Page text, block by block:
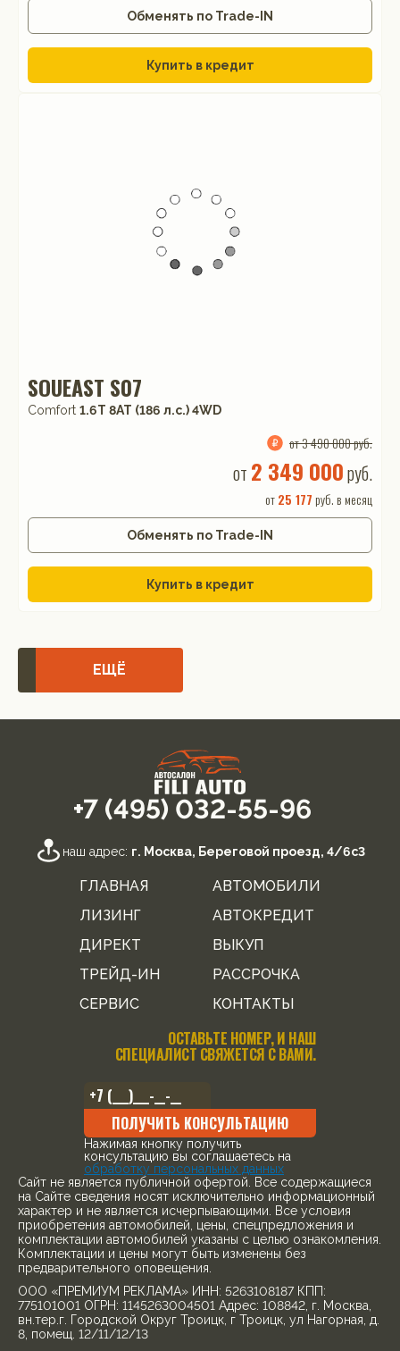
Обменять по Trade-IN
Купить в кредит
SOUEAST S07
Comfort 1.6T 8AT (186 л.с.) 4WD
от 3 490 000 руб.
от 2 349 000руб.
от25 177 руб. в месяц
Обменять по Trade-IN
Купить в кредит
ЕЩЁ
+7 (495) 032-55-96
наш адрес: г. Москва, Береговой проезд, 4/6с3
ГЛАВНАЯ
АВТОМОБИЛИ
ЛИЗИНГ
АВТОКРЕДИТ
ДИРЕКТ
ВЫКУП
ТРЕЙД-ИН
РАССРОЧКА
СЕРВИС
КОНТАКТЫ
ОСТАВЬТЕ НОМЕР, И НАШ
СПЕЦИАЛИСТ СВЯЖЕТСЯ С ВАМИ.
ПОЛУЧИТЬ КОНСУЛЬТАЦИЮ
Нажимая кнопку получить
консультацию вы соглашаетесь на
обработку персональных данных
Cайт не является публичной офертой. Все содержащиеся
на Сайте сведения носят исключительно информационный
характер и не является исчерпывающими. Все условия
приобретения автомобилей, цены, спецпредложения и
комплектации автомобилей указаны с целью ознакомления.
Комплектации и цены могут быть изменены без
предварительного оповещения.
ООО «ПРЕМИУМ РЕКЛАМА» ИНН: 5263108187 КПП:
775101001 ОГРН: 1145263004501 Адрес: 108842, г. Москва,
вн.тер.г. Городской Округ Троицк, г Троицк, ул Нагорная, д.
8, помещ. 12/11/12/13